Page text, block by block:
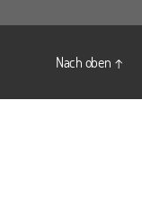
Nach oben ↑